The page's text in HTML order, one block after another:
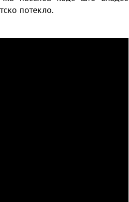
потекло.